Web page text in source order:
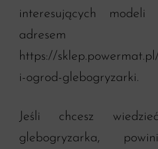
interesujących modeli
adresem
https://
i-ogrod-glebogryzarki.
Jeśli chcesz
glebogryzarka,